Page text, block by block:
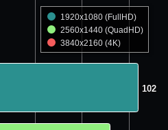
102
102
1920x1080 (FullHD)
2560x1440 (QuadHD)
3840x2160 (4K)